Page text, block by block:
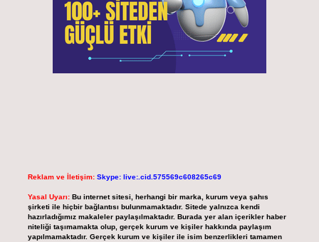
Reklam ve İletişim: Skype: live:.cid.575569c608265c69
Yasal Uyarı: Bu internet sitesi, herhangi bir marka, kurum veya şahıs
şirketi ile hiçbir bağlantısı bulunmamaktadır. Sitede yalnızca kendi
hazırladığımız makaleler paylaşılmaktadır. Burada yer alan içerikler haber
niteliği taşımamakta olup, gerçek kurum ve kişiler hakkında paylaşım
yapılmamaktadır. Gerçek kurum ve kişiler ile isim benzerlikleri tamamen